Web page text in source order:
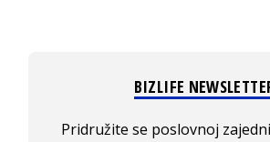
BIZLIFE
Pridružite se poslovnoj